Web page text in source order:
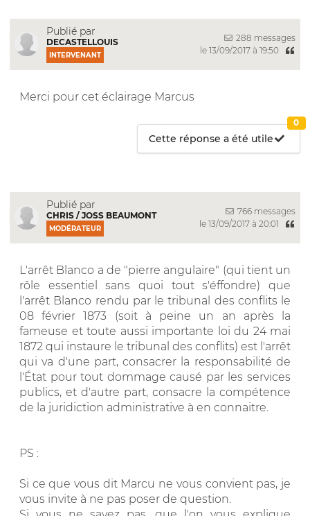
Publié par
DECASTELLOUIS
INTERVENANT
288 messages
le 13/09/2017 à 19:50
Merci pour cet éclairage Marcus
Cette réponse a été utile
0
Publié par
CHRIS / JOSS BEAUMONT
MODÉRATEUR
766 messages
le 13/09/2017 à 20:01
L'arrêt Blanco a de "pierre angulaire" (qui tient un
rôle essentiel sans quoi tout s'éffondre) que
l'arrêt Blanco rendu par le tribunal des conflits le
08 février 1873 (soit à peine un an après la
fameuse et toute aussi importante loi du 24 mai
1872 qui instaure le tribunal des conflits) est l'arrêt
qui va d'une part, consacrer la responsabilité de
l'État pour tout dommage causé par les services
publics, et d'autre part, consacre la compétence
de la juridiction administrative à en connaitre.
PS :
Si ce que vous dit Marcu ne vous convient pas, je
vous invite à ne pas poser de question.